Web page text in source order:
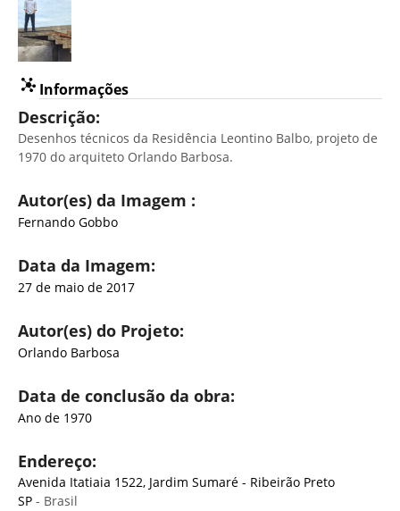
Informações
Descrição:
Desenhos técnicos da Residência Leontino Balbo, projeto de
1970 do arquiteto Orlando Barbosa.
Autor(es) da Imagem :
Fernando Gobbo
Data da Imagem:
27 de maio de 2017
Autor(es) do Projeto:
Orlando Barbosa
Data de conclusão da obra:
Ano de 1970
Endereço:
Avenida Itatiaia 1522, Jardim Sumaré - Ribeirão Preto
SP - Brasil